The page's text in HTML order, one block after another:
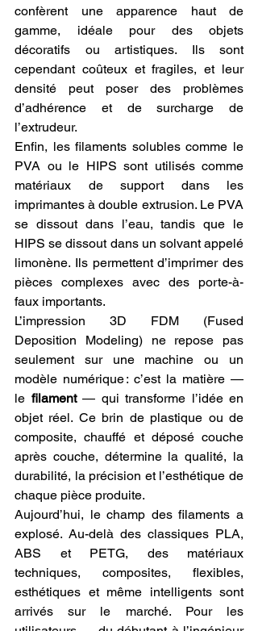
confèrent une apparence haut de
gamme, idéale pour des objets
décoratifs ou artistiques. Ils sont
cependant coûteux et fragiles, et leur
densité peut poser des problèmes
d’adhérence et de surcharge de
l’extrudeur.
Enfin, les filaments solubles comme le
PVA ou le HIPS sont utilisés comme
matériaux de support dans les
imprimantes à double extrusion. Le PVA
se dissout dans l’eau, tandis que le
HIPS se dissout dans un solvant appelé
limonène. Ils permettent d’imprimer des
pièces complexes avec des porte-à-
faux importants.
L’impression 3D FDM (Fused
Deposition Modeling) ne repose pas
seulement sur une machine ou un
modèle numérique : c’est la matière —
le filament — qui transforme l’idée en
objet réel. Ce brin de plastique ou de
composite, chauffé et déposé couche
après couche, détermine la qualité, la
durabilité, la précision et l’esthétique de
chaque pièce produite.
Aujourd’hui, le champ des filaments a
explosé. Au-delà des classiques PLA,
ABS et PETG, des matériaux
techniques, composites, flexibles,
esthétiques et même intelligents sont
arrivés sur le marché. Pour les